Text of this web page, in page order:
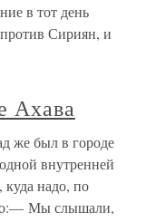
в тот день
Сириян, и
Ахава
же был в городе
внутренней
куда надо, по
Мы слышали,